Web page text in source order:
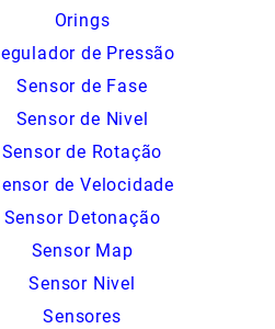
Orings
de Pressão
Sensor de Fase
Sensor de Nivel
Sensor de Rotação
de Velocidade
Sensor Detonação
Sensor Map
Sensor Nivel
Sensores